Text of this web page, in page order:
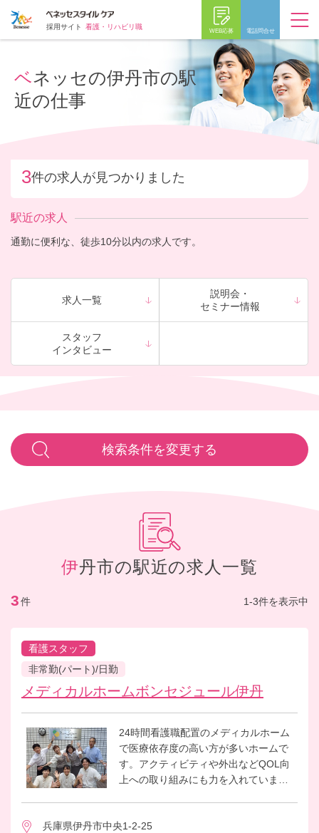
採用サイト 看護・リハビリ職 電話問合せ
WEB応募
ベネッセの伊丹市の駅
近の仕事
3件の求人が見つかりました
駅近の求人
通勤に便利な、徒歩10分以内の求人です。
求人一覧
説明会・
セミナー情報
スタッフ
インタビュー
検索条件を変更する
伊丹市の駅近の求人一覧
3件 1-3件を表示中
看護スタッフ
非常勤(パート)/日勤
メディカルホームボンセジュール伊丹
24時間看護職配置のメディカルホーム
で医療依存度の高い方が多いホームで
す。アクティビティや外出などQOL向
上への取り組みにも力を入れていま
ホームを目指しています。
兵庫県伊丹市中央1-2-25